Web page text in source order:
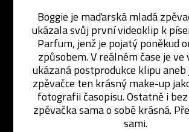
Boggie je maďarská mladá
ukázala svůj první videoklip k
Parfum, jenž je pojatý poněkud
způsobem. V reálném čase je ve
ukázaná postprodukce klipu
zpěvačce ten krásný make-up
fotografii časopisu. Ostatně i
zpěvačka sama o sobě krásná.
sami.